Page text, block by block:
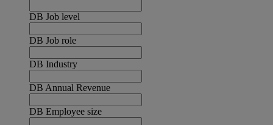
DB Job level
DB Job role
DB Industry
DB Annual Revenue
DB Employee size